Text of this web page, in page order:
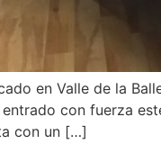
en Valle de la
con fuerza
con un […]